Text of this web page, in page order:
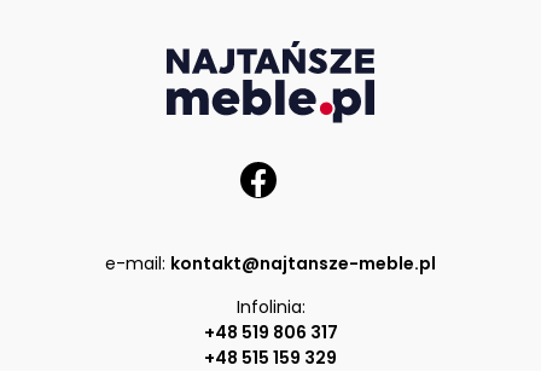
e-mail: kontakt@najtansze-meble.pl
Infolinia:
+48 519 806 317
+48 515 159 329